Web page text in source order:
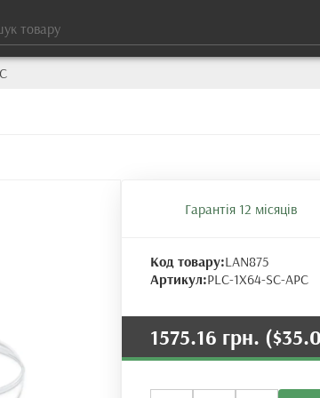
Гарантія 12 місяців
Код товару:LAN875
Артикул:PLC-1X64-SC-APC
1575.16 грн.